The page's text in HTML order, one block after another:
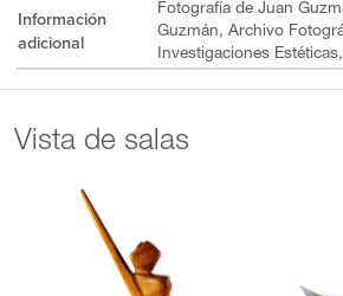
Información
adicional
Fotografía de Juan
Guzmán, Archivo
Investigaciones
Vista de salas